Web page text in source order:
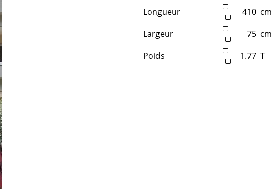
Longueur
410 cm
Largeur
75 cm
Poids
1.77 T